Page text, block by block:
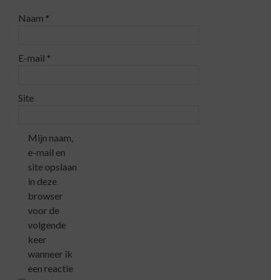
Naam *
E-mail *
Site
Mijn naam,
e-mail en
site opslaan
in deze
browser
voor de
volgende
keer
wanneer ik
een reactie